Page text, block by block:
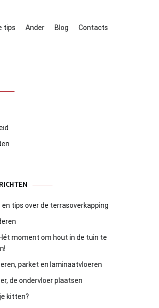
tips Ander Blog Contacts
tips over de terrasoverkapping
moment om hout in de tuin te
parket en laminaatvloeren
de ondervloer plaatsen
kitten?